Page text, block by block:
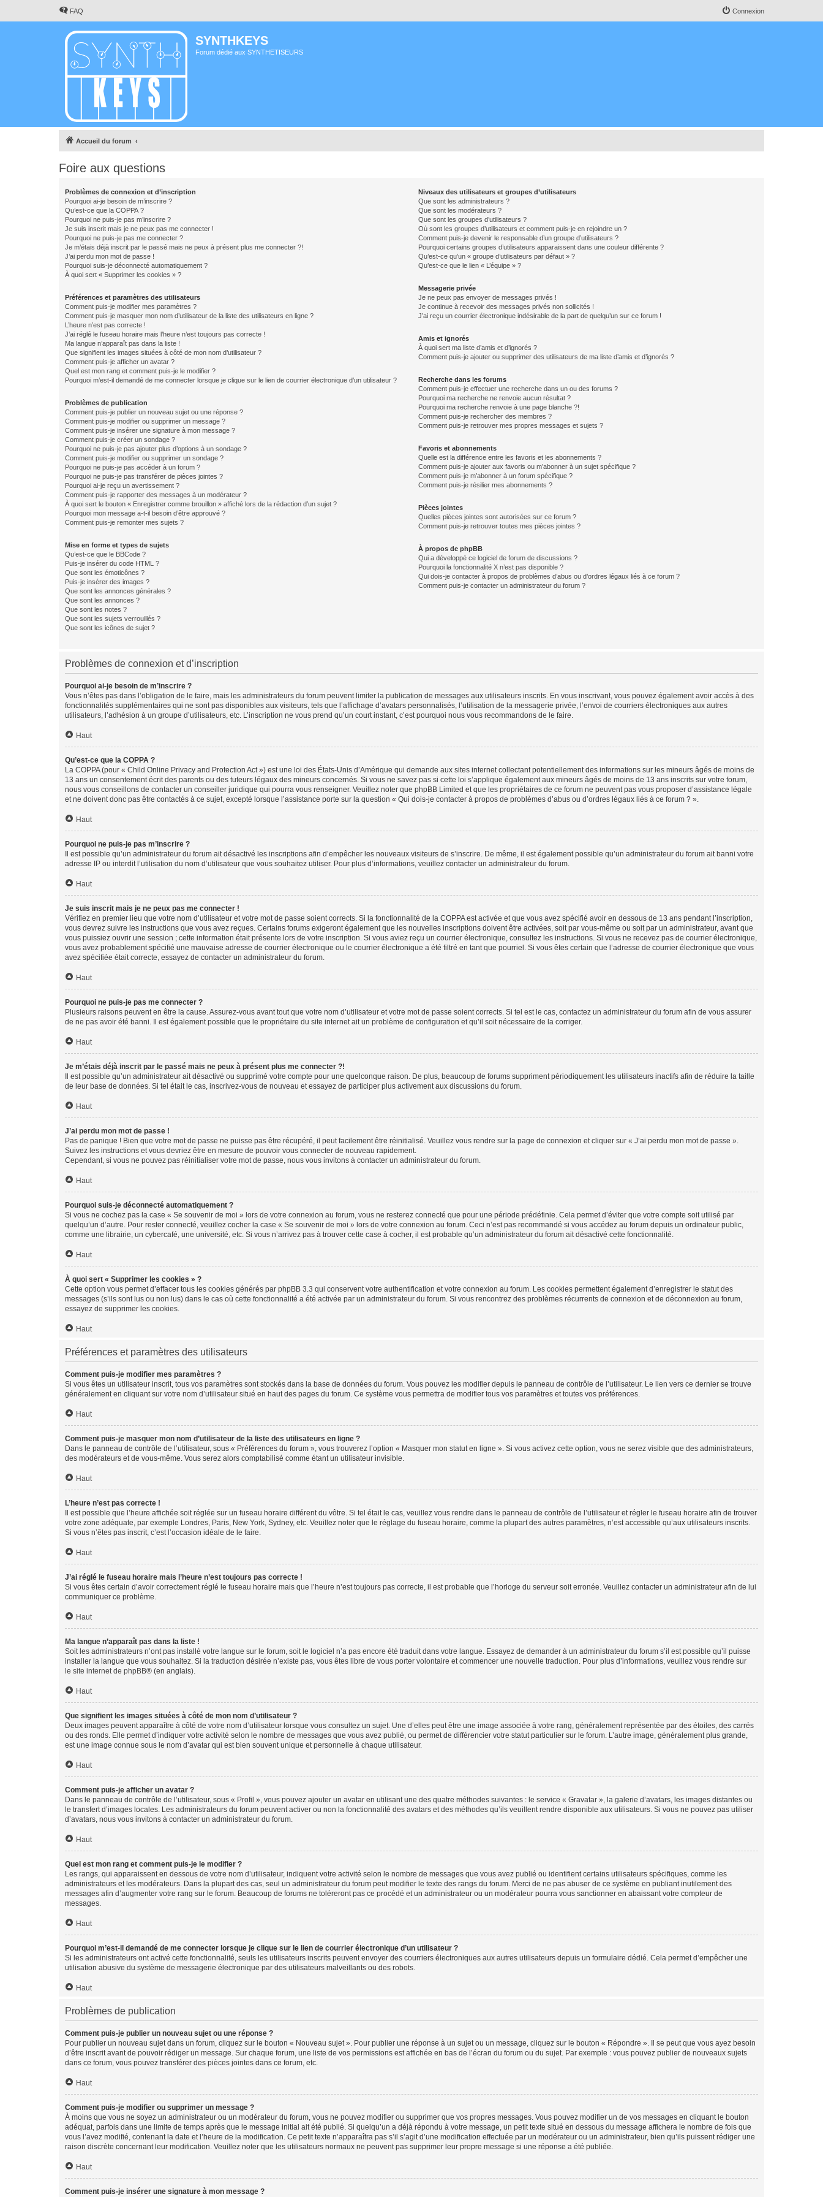
FAQ Connexion
SYNTHKEYS
Forum dédié aux SYNTHETISEURS
Accueil du forum
Foire aux questions
Problèmes de connexion et d’inscription
Pourquoi ai-je besoin de m’inscrire ?
Qu’est-ce que la COPPA ?
Pourquoi ne puis-je pas m’inscrire ?
Je suis inscrit mais je ne peux pas me connecter !
Pourquoi ne puis-je pas me connecter ?
Je m’étais déjà inscrit par le passé mais ne peux à présent plus me connecter ?!
J’ai perdu mon mot de passe !
Pourquoi suis-je déconnecté automatiquement ?
À quoi sert « Supprimer les cookies » ?
Préférences et paramètres des utilisateurs
Comment puis-je modifier mes paramètres ?
Comment puis-je masquer mon nom d’utilisateur de la liste des utilisateurs en ligne ?
L’heure n’est pas correcte !
J’ai réglé le fuseau horaire mais l’heure n’est toujours pas correcte !
Ma langue n’apparaît pas dans la liste !
Que signifient les images situées à côté de mon nom d’utilisateur ?
Comment puis-je afficher un avatar ?
Quel est mon rang et comment puis-je le modifier ?
Pourquoi m’est-il demandé de me connecter lorsque je clique sur le lien de courrier électronique d’un utilisateur ?
Problèmes de publication
Comment puis-je publier un nouveau sujet ou une réponse ?
Comment puis-je modifier ou supprimer un message ?
Comment puis-je insérer une signature à mon message ?
Comment puis-je créer un sondage ?
Pourquoi ne puis-je pas ajouter plus d’options à un sondage ?
Comment puis-je modifier ou supprimer un sondage ?
Pourquoi ne puis-je pas accéder à un forum ?
Pourquoi ne puis-je pas transférer de pièces jointes ?
Pourquoi ai-je reçu un avertissement ?
Comment puis-je rapporter des messages à un modérateur ?
À quoi sert le bouton « Enregistrer comme brouillon » affiché lors de la rédaction d’un sujet ?
Pourquoi mon message a-t-il besoin d’être approuvé ?
Comment puis-je remonter mes sujets ?
Mise en forme et types de sujets
Qu’est-ce que le BBCode ?
Puis-je insérer du code HTML ?
Que sont les émoticônes ?
Puis-je insérer des images ?
Que sont les annonces générales ?
Que sont les annonces ?
Que sont les notes ?
Que sont les sujets verrouillés ?
Que sont les icônes de sujet ?
Niveaux des utilisateurs et groupes d’utilisateurs
Que sont les administrateurs ?
Que sont les modérateurs ?
Que sont les groupes d’utilisateurs ?
Où sont les groupes d’utilisateurs et comment puis-je en rejoindre un ?
Comment puis-je devenir le responsable d’un groupe d’utilisateurs ?
Pourquoi certains groupes d’utilisateurs apparaissent dans une couleur différente ?
Qu’est-ce qu’un « groupe d’utilisateurs par défaut » ?
Qu’est-ce que le lien « L’équipe » ?
Messagerie privée
Je ne peux pas envoyer de messages privés !
Je continue à recevoir des messages privés non sollicités !
J’ai reçu un courrier électronique indésirable de la part de quelqu’un sur ce forum !
Amis et ignorés
À quoi sert ma liste d’amis et d’ignorés ?
Comment puis-je ajouter ou supprimer des utilisateurs de ma liste d’amis et d’ignorés ?
Recherche dans les forums
Comment puis-je effectuer une recherche dans un ou des forums ?
Pourquoi ma recherche ne renvoie aucun résultat ?
Pourquoi ma recherche renvoie à une page blanche ?!
Comment puis-je rechercher des membres ?
Comment puis-je retrouver mes propres messages et sujets ?
Favoris et abonnements
Quelle est la différence entre les favoris et les abonnements ?
Comment puis-je ajouter aux favoris ou m’abonner à un sujet spécifique ?
Comment puis-je m’abonner à un forum spécifique ?
Comment puis-je résilier mes abonnements ?
Pièces jointes
Quelles pièces jointes sont autorisées sur ce forum ?
Comment puis-je retrouver toutes mes pièces jointes ?
À propos de phpBB
Qui a développé ce logiciel de forum de discussions ?
Pourquoi la fonctionnalité X n’est pas disponible ?
Qui dois-je contacter à propos de problèmes d’abus ou d’ordres légaux liés à ce forum ?
Comment puis-je contacter un administrateur du forum ?
Problèmes de connexion et d’inscription
Pourquoi ai-je besoin de m’inscrire ?
Vous n’êtes pas dans l’obligation de le faire, mais les administrateurs du forum peuvent limiter la publication de messages aux utilisateurs inscrits. En vous inscrivant, vous pouvez également avoir accès à des
fonctionnalités supplémentaires qui ne sont pas disponibles aux visiteurs, tels que l’affichage d’avatars personnalisés, l’utilisation de la messagerie privée, l’envoi de courriers électroniques aux autres
utilisateurs, l’adhésion à un groupe d’utilisateurs, etc. L’inscription ne vous prend qu’un court instant, c’est pourquoi nous vous recommandons de le faire.
Haut
Qu’est-ce que la COPPA ?
La COPPA (pour « Child Online Privacy and Protection Act ») est une loi des États-Unis d’Amérique qui demande aux sites internet collectant potentiellement des informations sur les mineurs âgés de moins de
13 ans un consentement écrit des parents ou des tuteurs légaux des mineurs concernés. Si vous ne savez pas si cette loi s’applique également aux mineurs âgés de moins de 13 ans inscrits sur votre forum,
nous vous conseillons de contacter un conseiller juridique qui pourra vous renseigner. Veuillez noter que phpBB Limited et que les propriétaires de ce forum ne peuvent pas vous proposer d’assistance légale
et ne doivent donc pas être contactés à ce sujet, excepté lorsque l’assistance porte sur la question « Qui dois-je contacter à propos de problèmes d’abus ou d’ordres légaux liés à ce forum ? ».
Haut
Pourquoi ne puis-je pas m’inscrire ?
Il est possible qu’un administrateur du forum ait désactivé les inscriptions afin d’empêcher les nouveaux visiteurs de s’inscrire. De même, il est également possible qu’un administrateur du forum ait banni votre
adresse IP ou interdit l’utilisation du nom d’utilisateur que vous souhaitez utiliser. Pour plus d’informations, veuillez contacter un administrateur du forum.
Haut
Je suis inscrit mais je ne peux pas me connecter !
Vérifiez en premier lieu que votre nom d’utilisateur et votre mot de passe soient corrects. Si la fonctionnalité de la COPPA est activée et que vous avez spécifié avoir en dessous de 13 ans pendant l’inscription,
vous devrez suivre les instructions que vous avez reçues. Certains forums exigeront également que les nouvelles inscriptions doivent être activées, soit par vous-même ou soit par un administrateur, avant que
vous puissiez ouvrir une session ; cette information était présente lors de votre inscription. Si vous aviez reçu un courrier électronique, consultez les instructions. Si vous ne recevez pas de courrier électronique,
vous avez probablement spécifié une mauvaise adresse de courrier électronique ou le courrier électronique a été filtré en tant que pourriel. Si vous êtes certain que l’adresse de courrier électronique que vous
avez spécifiée était correcte, essayez de contacter un administrateur du forum.
Haut
Pourquoi ne puis-je pas me connecter ?
Plusieurs raisons peuvent en être la cause. Assurez-vous avant tout que votre nom d’utilisateur et votre mot de passe soient corrects. Si tel est le cas, contactez un administrateur du forum afin de vous assurer
de ne pas avoir été banni. Il est également possible que le propriétaire du site internet ait un problème de configuration et qu’il soit nécessaire de la corriger.
Haut
Je m’étais déjà inscrit par le passé mais ne peux à présent plus me connecter ?!
Il est possible qu’un administrateur ait désactivé ou supprimé votre compte pour une quelconque raison. De plus, beaucoup de forums suppriment périodiquement les utilisateurs inactifs afin de réduire la taille
de leur base de données. Si tel était le cas, inscrivez-vous de nouveau et essayez de participer plus activement aux discussions du forum.
Haut
J’ai perdu mon mot de passe !
Pas de panique ! Bien que votre mot de passe ne puisse pas être récupéré, il peut facilement être réinitialisé. Veuillez vous rendre sur la page de connexion et cliquer sur « J’ai perdu mon mot de passe ».
Suivez les instructions et vous devriez être en mesure de pouvoir vous connecter de nouveau rapidement.
Cependant, si vous ne pouvez pas réinitialiser votre mot de passe, nous vous invitons à contacter un administrateur du forum.
Haut
Pourquoi suis-je déconnecté automatiquement ?
Si vous ne cochez pas la case « Se souvenir de moi » lors de votre connexion au forum, vous ne resterez connecté que pour une période prédéfinie. Cela permet d’éviter que votre compte soit utilisé par
quelqu’un d’autre. Pour rester connecté, veuillez cocher la case « Se souvenir de moi » lors de votre connexion au forum. Ceci n’est pas recommandé si vous accédez au forum depuis un ordinateur public,
comme une librairie, un cybercafé, une université, etc. Si vous n’arrivez pas à trouver cette case à cocher, il est probable qu’un administrateur du forum ait désactivé cette fonctionnalité.
Haut
À quoi sert « Supprimer les cookies » ?
Cette option vous permet d’effacer tous les cookies générés par phpBB 3.3 qui conservent votre authentification et votre connexion au forum. Les cookies permettent également d’enregistrer le statut des
messages (s’ils sont lus ou non lus) dans le cas où cette fonctionnalité a été activée par un administrateur du forum. Si vous rencontrez des problèmes récurrents de connexion et de déconnexion au forum,
essayez de supprimer les cookies.
Haut
Préférences et paramètres des utilisateurs
Comment puis-je modifier mes paramètres ?
Si vous êtes un utilisateur inscrit, tous vos paramètres sont stockés dans la base de données du forum. Vous pouvez les modifier depuis le panneau de contrôle de l’utilisateur. Le lien vers ce dernier se trouve
généralement en cliquant sur votre nom d’utilisateur situé en haut des pages du forum. Ce système vous permettra de modifier tous vos paramètres et toutes vos préférences.
Haut
Comment puis-je masquer mon nom d’utilisateur de la liste des utilisateurs en ligne ?
Dans le panneau de contrôle de l’utilisateur, sous « Préférences du forum », vous trouverez l’option « Masquer mon statut en ligne ». Si vous activez cette option, vous ne serez visible que des administrateurs,
des modérateurs et de vous-même. Vous serez alors comptabilisé comme étant un utilisateur invisible.
Haut
L’heure n’est pas correcte !
Il est possible que l’heure affichée soit réglée sur un fuseau horaire différent du vôtre. Si tel était le cas, veuillez vous rendre dans le panneau de contrôle de l’utilisateur et régler le fuseau horaire afin de trouver
votre zone adéquate, par exemple Londres, Paris, New York, Sydney, etc. Veuillez noter que le réglage du fuseau horaire, comme la plupart des autres paramètres, n’est accessible qu’aux utilisateurs inscrits.
Si vous n’êtes pas inscrit, c’est l’occasion idéale de le faire.
Haut
J’ai réglé le fuseau horaire mais l’heure n’est toujours pas correcte !
Si vous êtes certain d’avoir correctement réglé le fuseau horaire mais que l’heure n’est toujours pas correcte, il est probable que l’horloge du serveur soit erronée. Veuillez contacter un administrateur afin de lui
communiquer ce problème.
Haut
Ma langue n’apparaît pas dans la liste !
Soit les administrateurs n’ont pas installé votre langue sur le forum, soit le logiciel n’a pas encore été traduit dans votre langue. Essayez de demander à un administrateur du forum s’il est possible qu’il puisse
installer la langue que vous souhaitez. Si la traduction désirée n’existe pas, vous êtes libre de vous porter volontaire et commencer une nouvelle traduction. Pour plus d’informations, veuillez vous rendre sur
le site internet de phpBB® (en anglais).
Haut
Que signifient les images situées à côté de mon nom d’utilisateur ?
Deux images peuvent apparaître à côté de votre nom d’utilisateur lorsque vous consultez un sujet. Une d’elles peut être une image associée à votre rang, généralement représentée par des étoiles, des carrés
ou des ronds. Elle permet d’indiquer votre activité selon le nombre de messages que vous avez publié, ou permet de différencier votre statut particulier sur le forum. L’autre image, généralement plus grande,
est une image connue sous le nom d’avatar qui est bien souvent unique et personnelle à chaque utilisateur.
Haut
Comment puis-je afficher un avatar ?
Dans le panneau de contrôle de l’utilisateur, sous « Profil », vous pouvez ajouter un avatar en utilisant une des quatre méthodes suivantes : le service « Gravatar », la galerie d’avatars, les images distantes ou
le transfert d’images locales. Les administrateurs du forum peuvent activer ou non la fonctionnalité des avatars et des méthodes qu’ils veuillent rendre disponible aux utilisateurs. Si vous ne pouvez pas utiliser
d’avatars, nous vous invitons à contacter un administrateur du forum.
Haut
Quel est mon rang et comment puis-je le modifier ?
Les rangs, qui apparaissent en dessous de votre nom d’utilisateur, indiquent votre activité selon le nombre de messages que vous avez publié ou identifient certains utilisateurs spécifiques, comme les
administrateurs et les modérateurs. Dans la plupart des cas, seul un administrateur du forum peut modifier le texte des rangs du forum. Merci de ne pas abuser de ce système en publiant inutilement des
messages afin d’augmenter votre rang sur le forum. Beaucoup de forums ne toléreront pas ce procédé et un administrateur ou un modérateur pourra vous sanctionner en abaissant votre compteur de
messages.
Haut
Pourquoi m’est-il demandé de me connecter lorsque je clique sur le lien de courrier électronique d’un utilisateur ?
Si les administrateurs ont activé cette fonctionnalité, seuls les utilisateurs inscrits peuvent envoyer des courriers électroniques aux autres utilisateurs depuis un formulaire dédié. Cela permet d’empêcher une
utilisation abusive du système de messagerie électronique par des utilisateurs malveillants ou des robots.
Haut
Problèmes de publication
Comment puis-je publier un nouveau sujet ou une réponse ?
Pour publier un nouveau sujet dans un forum, cliquez sur le bouton « Nouveau sujet ». Pour publier une réponse à un sujet ou un message, cliquez sur le bouton « Répondre ». Il se peut que vous ayez besoin
d’être inscrit avant de pouvoir rédiger un message. Sur chaque forum, une liste de vos permissions est affichée en bas de l’écran du forum ou du sujet. Par exemple : vous pouvez publier de nouveaux sujets
dans ce forum, vous pouvez transférer des pièces jointes dans ce forum, etc.
Haut
Comment puis-je modifier ou supprimer un message ?
À moins que vous ne soyez un administrateur ou un modérateur du forum, vous ne pouvez modifier ou supprimer que vos propres messages. Vous pouvez modifier un de vos messages en cliquant le bouton
adéquat, parfois dans une limite de temps après que le message initial ait été publié. Si quelqu’un a déjà répondu à votre message, un petit texte situé en dessous du message affichera le nombre de fois que
vous l’avez modifié, contenant la date et l’heure de la modification. Ce petit texte n’apparaîtra pas s’il s’agit d’une modification effectuée par un modérateur ou un administrateur, bien qu’ils puissent rédiger une
raison discrète concernant leur modification. Veuillez noter que les utilisateurs normaux ne peuvent pas supprimer leur propre message si une réponse a été publiée.
Haut
Comment puis-je insérer une signature à mon message ?